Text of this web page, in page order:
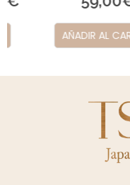
AÑADIR AL CARRITO